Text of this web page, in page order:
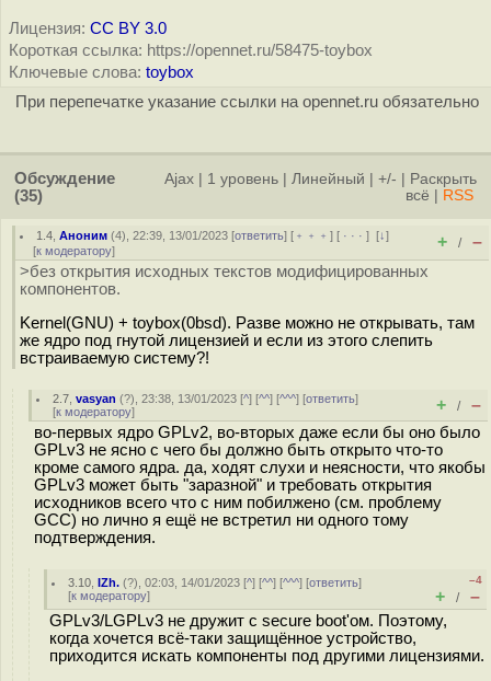
Лицензия: CC BY 3.0
Короткая ссылка: https://opennet.ru/58475-toybox
Ключевые слова: toybox
При перепечатке указание ссылки на opennet.ru обязательно
Обсуждение
(35)
Ajax 1 уровень Линейный +/-
Раскрыть
всё
RSS
1.4 ,Аноним (4), 22:39, 13/01/2023 [ответить] [ ﹢﹢﹢] [ · · ·][↓]
[к модератору] + / –
>без открытия исходных текстов модифицированных
компонентов.
Kernel(GNU) + toybox(0bsd). Разве можно не открывать, там
же ядро под гнутой лицензией и если из этого слепить
встраиваемую систему?!
2.7 ,vasyan (?), 23:38, 13/01/2023 [^] [^^] [^^^] [ответить]
[к модератору] + / –
во-первых ядро GPLv2, во-вторых даже если бы оно было
GPLv3 не ясно с чего бы должно быть открыто что-то
кроме самого ядра. да, ходят слухи и неясности, что якобы
GPLv3 может быть "заразной" и требовать открытия
исходников всего что с ним побилжено (см. проблему
GCC) но лично я ещё не встретил ни одного тому
подтверждения.
3.10 ,IZh. (?), 02:03, 14/01/2023 [^] [^^] [^^^] [ответить]
[к модератору]
–4
+ / –
GPLv3/LGPLv3 не дружит с secure boot'ом. Поэтому,
когда хочется всё-таки защищённое устройство,
приходится искать компоненты под другими лицензиями.